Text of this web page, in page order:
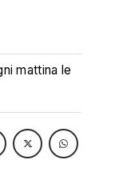
mattina le